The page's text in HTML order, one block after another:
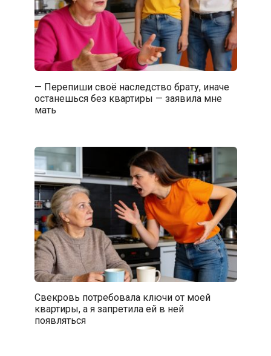
— Перепиши своё наследство брату, иначе
останешься без квартиры — заявила мне
мать
Свекровь потребовала ключи от моей
квартиры, а я запретила ей в ней
появляться